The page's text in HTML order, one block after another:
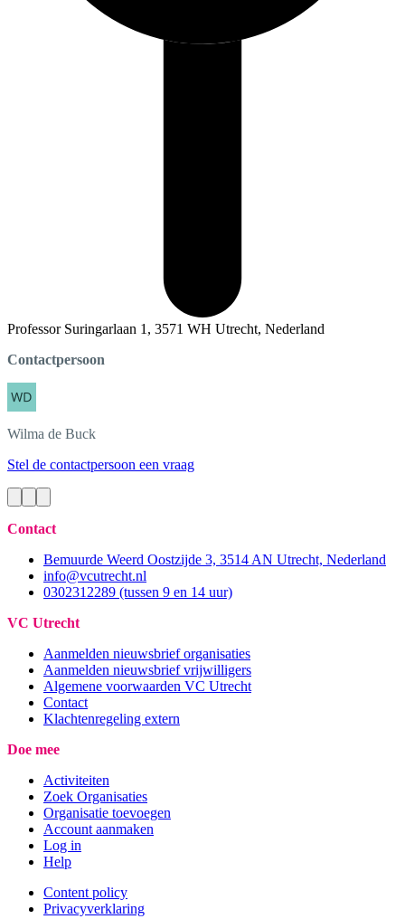
Professor Suringarlaan 1, 3571 WH Utrecht, Nederland
Contactpersoon
Wilma de Buck
Stel de contactpersoon een vraag
Contact
Bemuurde Weerd Oostzijde 3, 3514 AN Utrecht, Nederland
info@vcutrecht.nl
0302312289 (tussen 9 en 14 uur)
VC Utrecht
Aanmelden nieuwsbrief organisaties
Aanmelden nieuwsbrief vrijwilligers
Algemene voorwaarden VC Utrecht
Contact
Klachtenregeling extern
Doe mee
Activiteiten
Zoek Organisaties
Organisatie toevoegen
Account aanmaken
Log in
Help
Content policy
Privacyverklaring